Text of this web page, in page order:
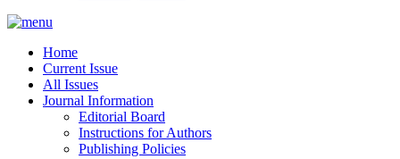
Home
Current Issue
All Issues
Journal Information
Editorial Board
Instructions for Authors
Publishing Policies